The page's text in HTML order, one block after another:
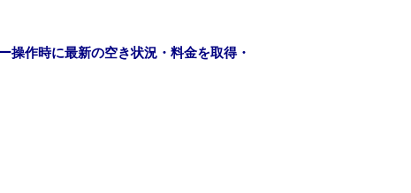
操作時に最新の空き状況・料金を取得・